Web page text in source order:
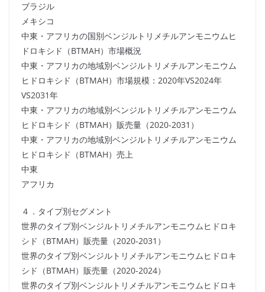
ブラジル
メキシコ
中東・アフリカの国別ベンジルトリメチルアンモニウムヒ
ドロキシド（BTMAH）市場概況
中東・アフリカの地域別ベンジルトリメチルアンモニウム
ヒドロキシド（BTMAH）市場規模：2020年VS2024年
VS2031年
中東・アフリカの地域別ベンジルトリメチルアンモニウム
ヒドロキシド（BTMAH）販売量（2020-2031）
中東・アフリカの地域別ベンジルトリメチルアンモニウム
ヒドロキシド（BTMAH）売上
中東
アフリカ
４．タイプ別セグメント
世界のタイプ別ベンジルトリメチルアンモニウムヒドロキ
シド（BTMAH）販売量（2020-2031）
世界のタイプ別ベンジルトリメチルアンモニウムヒドロキ
シド（BTMAH）販売量（2020-2024）
世界のタイプ別ベンジルトリメチルアンモニウムヒドロキ